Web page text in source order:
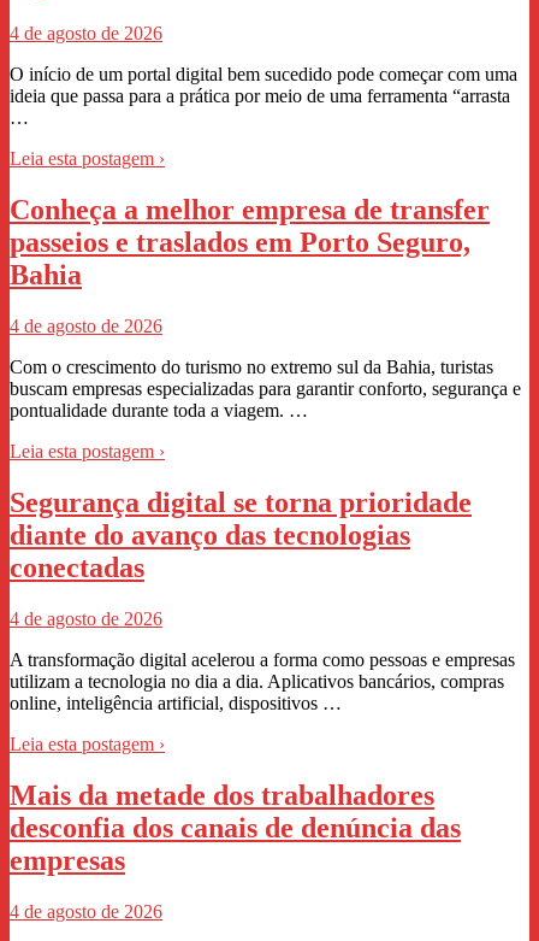
4 de agosto de 2026
O início de um portal digital bem sucedido pode começar com uma
ideia que passa para a prática por meio de uma ferramenta “arrasta
…
Leia esta postagem ›
Conheça a melhor empresa de transfer
passeios e traslados em Porto Seguro,
Bahia
4 de agosto de 2026
Com o crescimento do turismo no extremo sul da Bahia, turistas
buscam empresas especializadas para garantir conforto, segurança e
pontualidade durante toda a viagem. …
Leia esta postagem ›
Segurança digital se torna prioridade
diante do avanço das tecnologias
conectadas
4 de agosto de 2026
A transformação digital acelerou a forma como pessoas e empresas
utilizam a tecnologia no dia a dia. Aplicativos bancários, compras
online, inteligência artificial, dispositivos …
Leia esta postagem ›
Mais da metade dos trabalhadores
desconfia dos canais de denúncia das
empresas
4 de agosto de 2026